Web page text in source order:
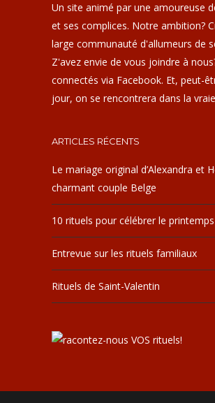
Un site animé par une amoureuse
et ses complices. Notre ambition?
large communauté d'allumeurs de
Z'avez envie de vous joindre à
connectés via Facebook. Et, peut-
jour, on se rencontrera dans la
ARTICLES RÉCENTS
Le mariage original d’Alexandra et
charmant couple Belge
10 rituels pour célébrer le printemps
Entrevue sur les rituels familiaux
Rituels de Saint-Valentin